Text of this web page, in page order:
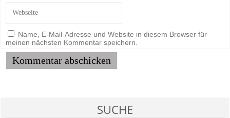
Name, E-Mail-Adresse und Website in diesem Browser für
meinen nächsten Kommentar speichern.
SUCHE